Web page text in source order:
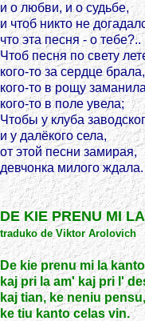
и о любви, и о судьбе,
и чтоб никто не
что эта песня - о тебе?..
Чтоб песня по свету
кого-то за сердце брала,
кого-то в рощу
кого-то в поле увела;
Чтобы у клуба
и у далёкого села,
от этой песни замирая,
девчонка милого ждала.
DE KIE PRENU MI
traduko de Viktor Arolovich
De kie prenu mi la
kaj pri la am' kaj pri l'
kaj tian, ke neniu pensu,
ke tiu kanto celas vin.